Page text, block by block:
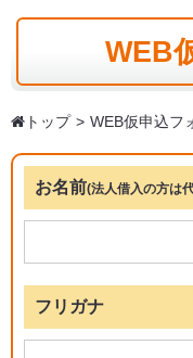
WEB
トップ WEB仮申込フ
お名前(法人借入の方は
フリガナ